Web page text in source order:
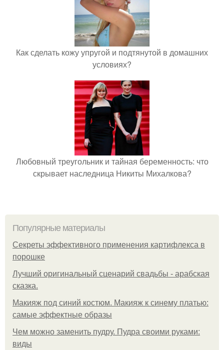
Как сделать кожу упругой и подтянутой в домашних
условиях?
Любовный треугольник и тайная беременность: что
скрывает наследница Никиты Михалкова?
Популярные материалы
Секреты эффективного применения картифлекса в
порошке
Лучший оригинальный сценарий свадьбы - арабская
сказка.
Макияж под синий костюм. Макияж к синему платью:
самые эффектные образы
Чем можно заменить пудру. Пудра своими руками:
виды